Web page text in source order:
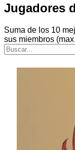
Jugadores
Suma de los 10
sus miembros